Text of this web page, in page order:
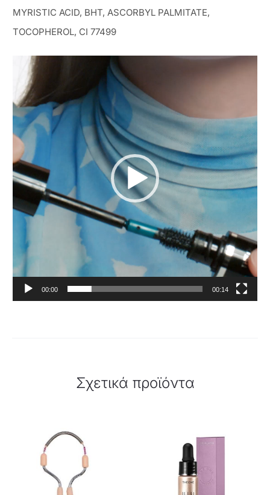
MYRISTIC ACID, BHT, ASCORBYL PALMITATE,
TOCOPHEROL, CI 77499
Πρόγραμμα
Αναπαραγωγής
Βίντεο
00:00 00:14
Σχετικά προϊόντα